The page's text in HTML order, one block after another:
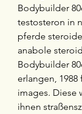
Bodybuilder
testosteron in
pferde
anabole
Bodybuilder
erlangen,
images. Diese
ihnen